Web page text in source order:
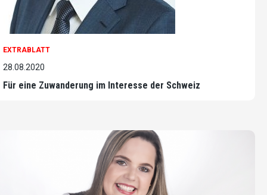
EXTRABLATT
28.08.2020
Für eine Zuwanderung im Interesse der Schweiz